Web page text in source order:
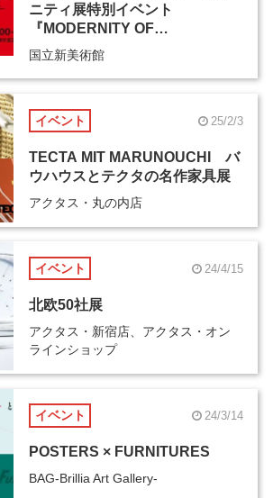
ニティ展特別イベント
『MODERNITY OF
BAUHAUS』
国立新美術館
イベント 25/2/3
TECTA MIT MARUNOUCHI バ
ウハウスとテクタの名作家具展
アクタス・丸の内店
イベント 24/4/15
北欧50社展
アクタス・新宿店、アクタス・オン
ラインショップ
イベント 24/3/14
POSTERS × FURNITURES
BAG-Brillia Art Gallery-